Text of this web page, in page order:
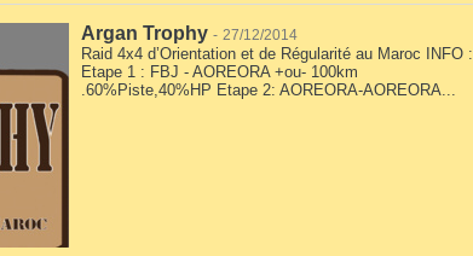
Argan Trophy - 27/12/2014
Raid 4x4 d’Orientation et de Régularité au Maroc INFO :
Etape 1 : FBJ - AOREORA +ou- 100km
.60%Piste,40%HP Etape 2: AOREORA-AOREORA...